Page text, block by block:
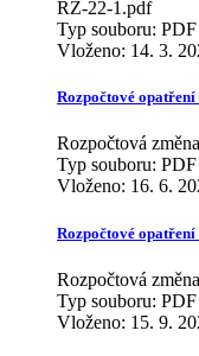
RZ-22-1.pdf
Typ souboru:
Vloženo: 14. 3.
Rozpočtové opatření
Rozpočtová
Typ souboru:
Vloženo: 16. 6.
Rozpočtové opatření
Rozpočtová
Typ souboru:
Vloženo: 15. 9.